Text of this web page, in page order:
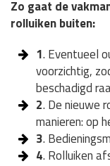
Zo gaat de
rolluiken buiten:
1. Eventueel
voorzichtig,
beschadigd
2. De nieuwe
manieren: op
3.
4. Rolluiken